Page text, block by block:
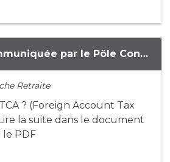
Information communiquée par le Pôle Conseil de la compagnie Neuflize Vie (9 juillet 2014)
Retraite
? (Foreign Account Tax
la suite dans le document
le PDF